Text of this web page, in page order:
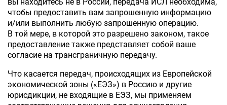
чтобы предоставить вам запрошенную информацию
и/или выполнить любую запрошенную операцию.
В той мере, в которой это разрешено законом, такое
предоставление также представляет собой ваше
согласие на трансграничную передачу.
Что касается передач, происходящих из Европейской
экономической зоны («ЕЭЗ») в Россию и другие
юрисдикции, не входящие в ЕЭЗ, мы применяем